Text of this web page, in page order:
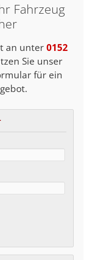
Fahrzeug
an unter 0152
Sie unser
für ein